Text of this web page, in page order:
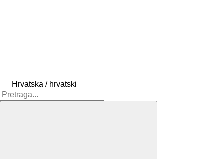
Hrvatska / hrvatski